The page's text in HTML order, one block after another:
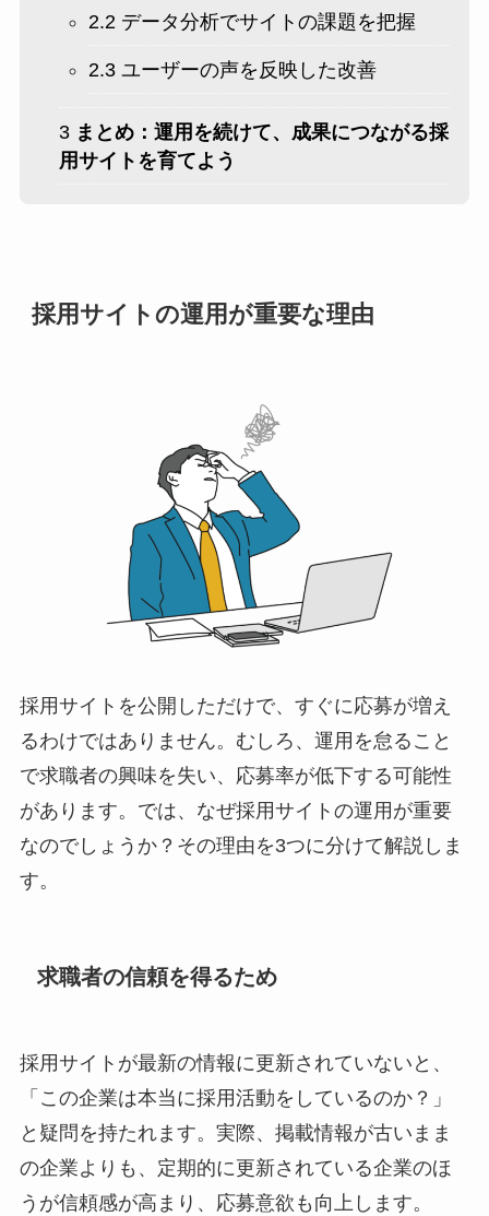
2.2データ分析でサイトの課題を把握
2.3ユーザーの声を反映した改善
3 まとめ：運用を続けて、成果につながる採
用サイトを育てよう
採用サイトの運用が重要な理由
採用サイトを公開しただけで、すぐに応募が増え
るわけではありません。むしろ、運用を怠ること
で求職者の興味を失い、応募率が低下する可能性
があります。では、なぜ採用サイトの運用が重要
なのでしょうか？その理由を3つに分けて解説しま
す。
求職者の信頼を得るため
採用サイトが最新の情報に更新されていないと、
「この企業は本当に採用活動をしているのか？」
と疑問を持たれます。実際、掲載情報が古いまま
の企業よりも、定期的に更新されている企業のほ
うが信頼感が高まり、応募意欲も向上します。